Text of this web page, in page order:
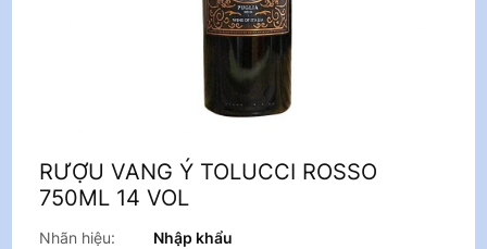
RƯỢU VANG Ý TOLUCCI ROSSO
750ML 14 VOL
Nhãn hiệu:
Nhập khẩu